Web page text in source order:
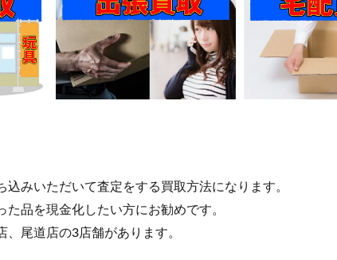
込みいただいて査定をする買取方法になります。
た品を現金化したい方にお勧めです。
尾道店の3店舗があります。